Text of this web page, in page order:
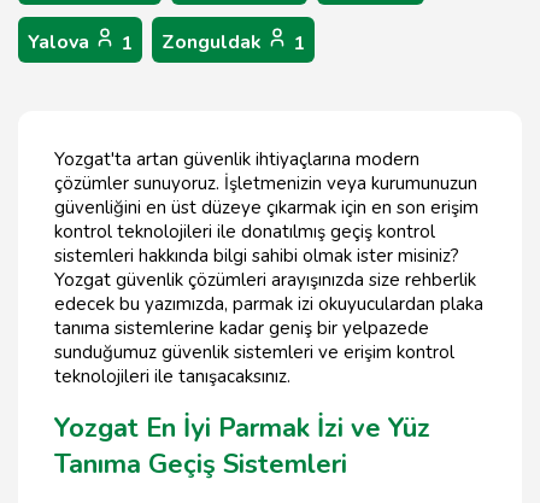
Yalova 1 Zonguldak 1
Yozgat'ta artan güvenlik ihtiyaçlarına modern
çözümler sunuyoruz. İşletmenizin veya kurumunuzun
güvenliğini en üst düzeye çıkarmak için en son erişim
kontrol teknolojileri ile donatılmış geçiş kontrol
sistemleri hakkında bilgi sahibi olmak ister misiniz?
Yozgat güvenlik çözümleri arayışınızda size rehberlik
edecek bu yazımızda, parmak izi okuyuculardan plaka
tanıma sistemlerine kadar geniş bir yelpazede
sunduğumuz güvenlik sistemleri ve erişim kontrol
teknolojileri ile tanışacaksınız.
Yozgat En İyi Parmak İzi ve Yüz
Tanıma Geçiş Sistemleri